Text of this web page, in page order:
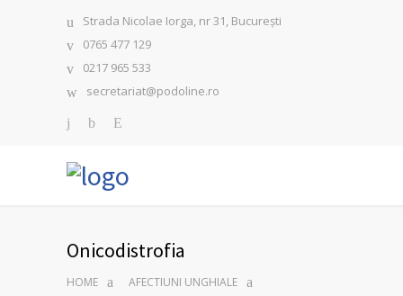
Strada Nicolae Iorga, nr 31, București
0765 477 129
0217 965 533
secretariat@podoline.ro
Onicodistrofia
HOME
AFECTIUNI UNGHIALE